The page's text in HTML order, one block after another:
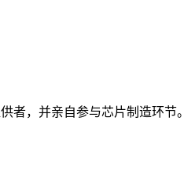
者，并亲自参与芯片制造环节。